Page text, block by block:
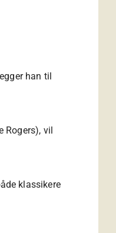
han til
Rogers), vil
klassikere